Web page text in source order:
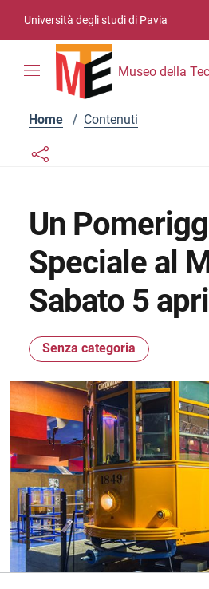
Università degli studi di Pavia
Museo della
Home / Contenuti
Links condivisione social
Bottone condivisione social
Un
Speciale al
Sabato 5
Senza categoria